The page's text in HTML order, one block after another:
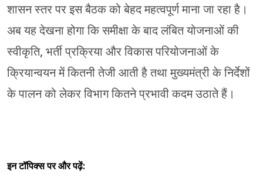
शासन स्तर पर इस बैठक को बेहद महत्वपूर्ण माना जा रहा है।
अब यह देखना होगा कि समीक्षा के बाद लंबित योजनाओं की
स्वीकृति, भर्ती प्रक्रिया और विकास परियोजनाओं के
क्रियान्वयन में कितनी तेजी आती है तथा मुख्यमंत्री के निर्देशों
के पालन को लेकर विभाग कितने प्रभावी कदम उठाते हैं।
इन टॉपिक्स पर और पढ़ें: